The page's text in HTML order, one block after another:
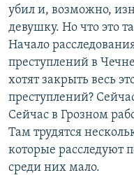
убил и, возможно,
девушку. Но что это
Начало
преступлений в
хотят закрыть весь
преступлений?
Сейчас в Грозном
Там трудятся
которые расследуют
среди них мало.